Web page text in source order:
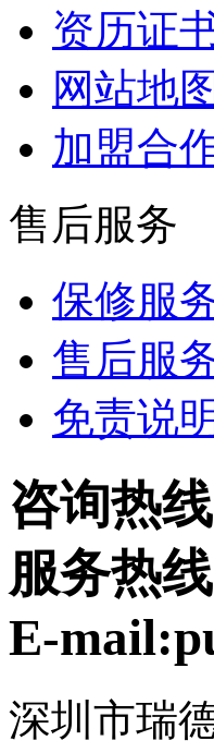
资历证
网站地图
加盟合
售后服务
保修服
售后服
免责说明
咨询热
服务热
E-
深圳市瑞